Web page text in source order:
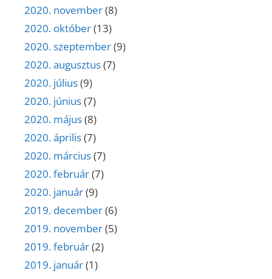
2020. november(8)
2020. október(13)
2020. szeptember(9)
2020. augusztus(7)
2020. július(9)
2020. június(7)
2020. május(8)
2020. április(7)
2020. március(7)
2020. február(7)
2020. január(9)
2019. december(6)
2019. november(5)
2019. február(2)
2019. január(1)